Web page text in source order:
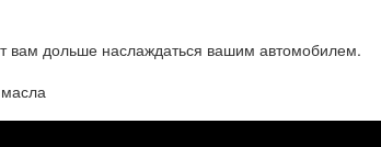
вам дольше наслаждаться вашим автомобилем.